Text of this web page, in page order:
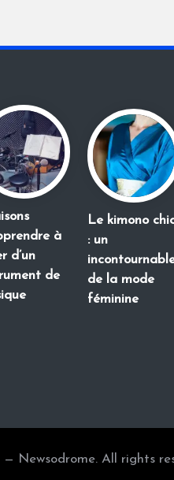
à
d’un
de
Le kimono
: un
de la mode
féminine
Newsodrome. All rights